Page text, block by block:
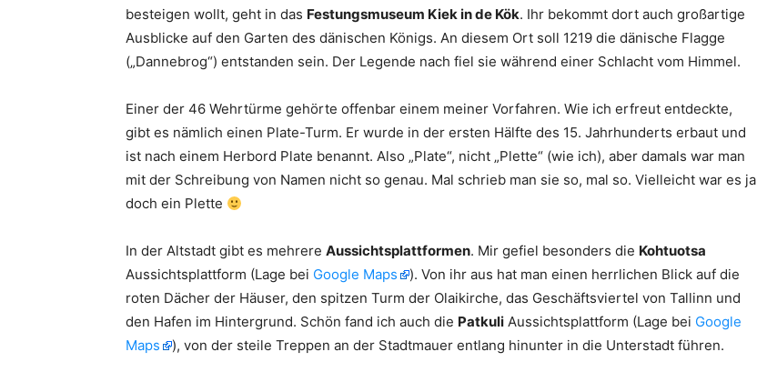
besteigen wollt, geht in das Festungsmuseum Kiek in de Kök. Ihr bekommt dort auch großartige
Ausblicke auf den Garten des dänischen Königs. An diesem Ort soll 1219 die dänische Flagge
(„Dannebrog“) entstanden sein. Der Legende nach fiel sie während einer Schlacht vom Himmel.
Einer der 46 Wehrtürme gehörte offenbar einem meiner Vorfahren. Wie ich erfreut entdeckte,
gibt es nämlich einen Plate-Turm. Er wurde in der ersten Hälfte des 15. Jahrhunderts erbaut und
ist nach einem Herbord Plate benannt. Also „Plate“, nicht „Plette“ (wie ich), aber damals war man
mit der Schreibung von Namen nicht so genau. Mal schrieb man sie so, mal so. Vielleicht war es ja
doch ein Plette
In der Altstadt gibt es mehrere Aussichtsplattformen. Mir gefiel besonders die Kohtuotsa
Aussichtsplattform (Lage bei Google Maps
). Von ihr aus hat man einen herrlichen Blick auf die
roten Dächer der Häuser, den spitzen Turm der Olaikirche, das Geschäftsviertel von Tallinn und
den Hafen im Hintergrund. Schön fand ich auch die Patkuli Aussichtsplattform (Lage bei Google
Maps
), von der steile Treppen an der Stadtmauer entlang hinunter in die Unterstadt führen.